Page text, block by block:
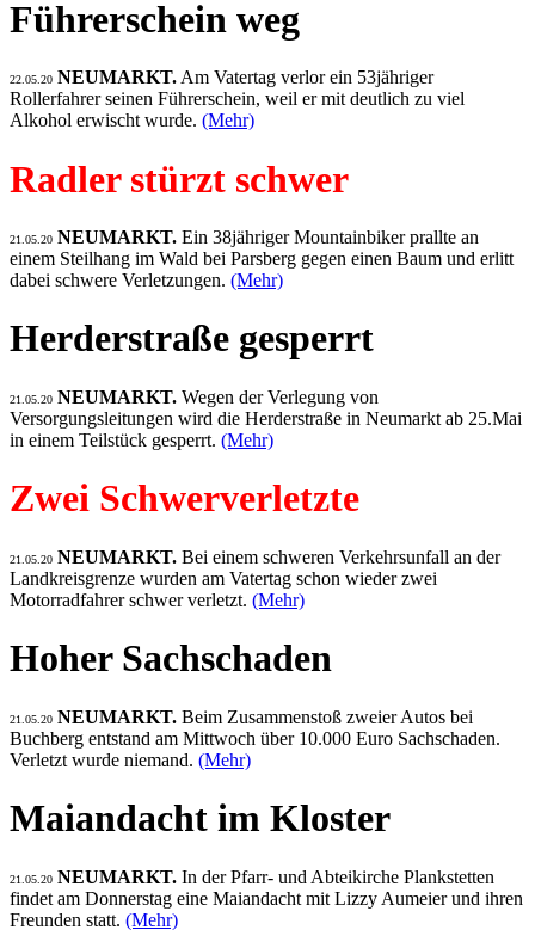
Führerschein weg
22.05.20 NEUMARKT. Am Vatertag verlor ein 53jähriger
Rollerfahrer seinen Führerschein, weil er mit deutlich zu viel
Alkohol erwischt wurde. (Mehr)
Radler stürzt schwer
21.05.20 NEUMARKT. Ein 38jähriger Mountainbiker prallte an
einem Steilhang im Wald bei Parsberg gegen einen Baum und erlitt
dabei schwere Verletzungen. (Mehr)
Herderstraße gesperrt
21.05.20 NEUMARKT. Wegen der Verlegung von
Versorgungsleitungen wird die Herderstraße in Neumarkt ab 25.Mai
in einem Teilstück gesperrt. (Mehr)
Zwei Schwerverletzte
21.05.20 NEUMARKT. Bei einem schweren Verkehrsunfall an der
Landkreisgrenze wurden am Vatertag schon wieder zwei
Motorradfahrer schwer verletzt. (Mehr)
Hoher Sachschaden
21.05.20 NEUMARKT. Beim Zusammenstoß zweier Autos bei
Buchberg entstand am Mittwoch über 10.000 Euro Sachschaden.
Verletzt wurde niemand. (Mehr)
Maiandacht im Kloster
21.05.20 NEUMARKT. In der Pfarr- und Abteikirche Plankstetten
findet am Donnerstag eine Maiandacht mit Lizzy Aumeier und ihren
Freunden statt. (Mehr)